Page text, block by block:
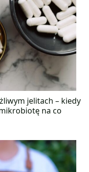
jelitach – kiedy
na co